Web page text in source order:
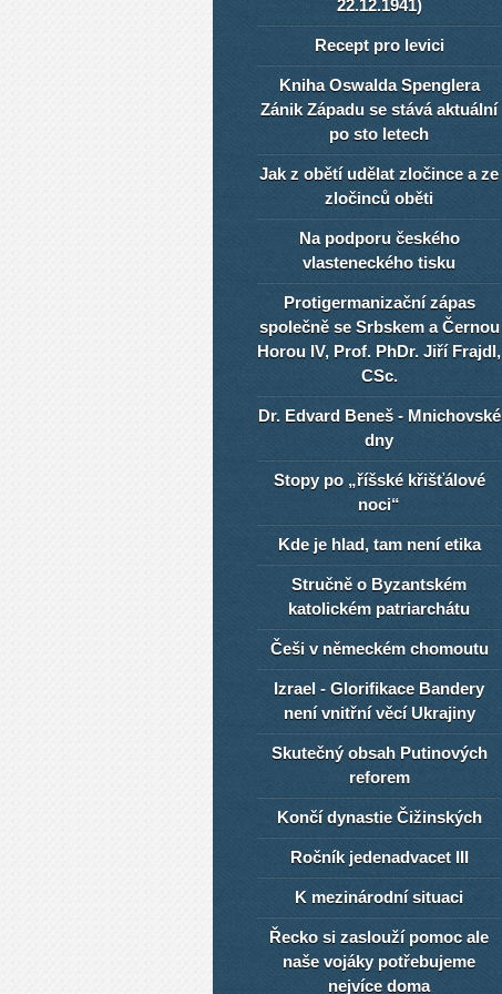
22.12.1941)
Recept pro levici
Kniha Oswalda Spenglera
Zánik Západu se stává aktuální
po sto letech
Jak z obětí udělat zločince a ze
zločinců oběti
Na podporu českého
vlasteneckého tisku
Protigermanizační zápas
společně se Srbskem a Černou
Horou IV, Prof. PhDr. Jiří Frajdl,
CSc.
Dr. Edvard Beneš - Mnichovské
dny
Stopy po „říšské křišťálové
noci“
Kde je hlad, tam není etika
Stručně o Byzantském
katolickém patriarchátu
Češi v německém chomoutu
Izrael - Glorifikace Bandery
není vnitřní věcí Ukrajiny
Skutečný obsah Putinových
reforem
Končí dynastie Čižinských
Ročník jedenadvacet III
K mezinárodní situaci
Řecko si zaslouží pomoc ale
naše vojáky potřebujeme
nejvíce doma